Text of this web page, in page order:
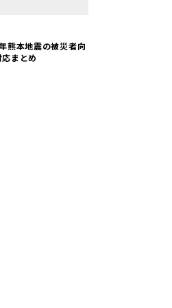
熊本地震の被災者向
まとめ